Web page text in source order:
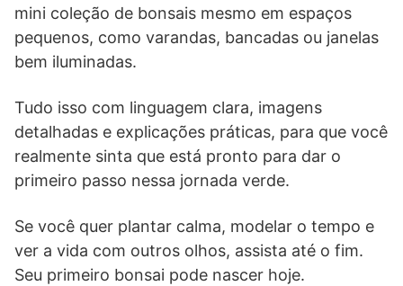
mini coleção de bonsais mesmo em espaços
pequenos, como varandas, bancadas ou janelas
bem iluminadas.
Tudo isso com linguagem clara, imagens
detalhadas e explicações práticas, para que você
realmente sinta que está pronto para dar o
primeiro passo nessa jornada verde.
Se você quer plantar calma, modelar o tempo e
ver a vida com outros olhos, assista até o fim.
Seu primeiro bonsai pode nascer hoje.